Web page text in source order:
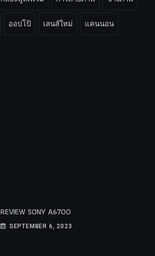
ออปโป้ เลนส์ใหม่ แคนนอน
REVIEW SONY A6700
SEPTEMBER 6, 2023